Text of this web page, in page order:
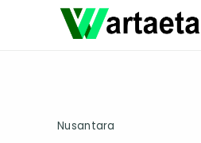
Nusantara